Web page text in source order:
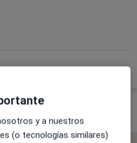
y a nuestros
(o tecnologías similares)